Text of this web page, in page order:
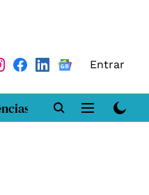
Entrar
DN LAB